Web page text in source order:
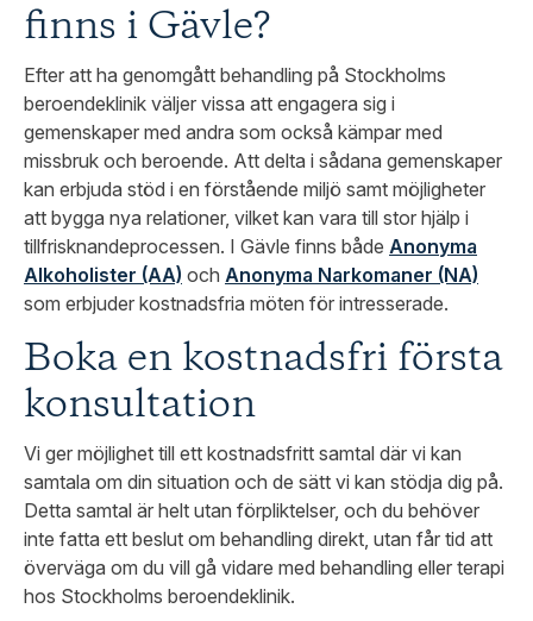
finns i Gävle?
Efter att ha genomgått behandling på Stockholms
beroendeklinik väljer vissa att engagera sig i
gemenskaper med andra som också kämpar med
missbruk och beroende. Att delta i sådana gemenskaper
kan erbjuda stöd i en förstående miljö samt möjligheter
att bygga nya relationer, vilket kan vara till stor hjälp i
tillfrisknandeprocessen. I Gävle finns både Anonyma
Alkoholister (AA) och Anonyma Narkomaner (NA)
som erbjuder kostnadsfria möten för intresserade.
Boka en kostnadsfri första
konsultation
Vi ger möjlighet till ett kostnadsfritt samtal där vi kan
samtala om din situation och de sätt vi kan stödja dig på.
Detta samtal är helt utan förpliktelser, och du behöver
inte fatta ett beslut om behandling direkt, utan får tid att
överväga om du vill gå vidare med behandling eller terapi
hos Stockholms beroendeklinik.